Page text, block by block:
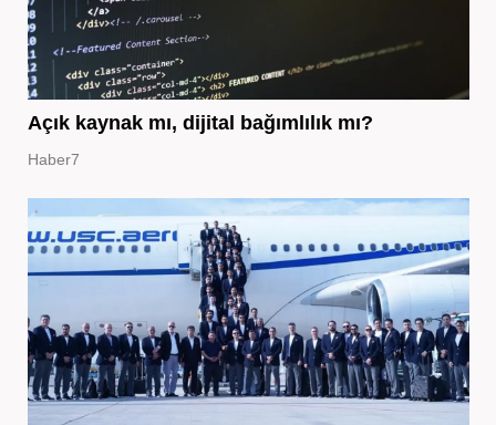
Açık kaynak mı, dijital bağımlılık mı?
Haber7